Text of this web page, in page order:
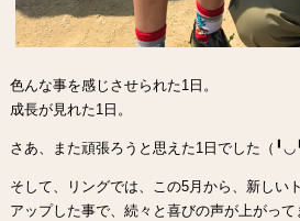
色んな事を感じさせられた1日。
成長が見れた1日。
さあ、また頑張ろうと思えた1日でした（╹◡╹
そして、リングでは、この5月から、新しい
アップした事で、続々と喜びの声が上がって